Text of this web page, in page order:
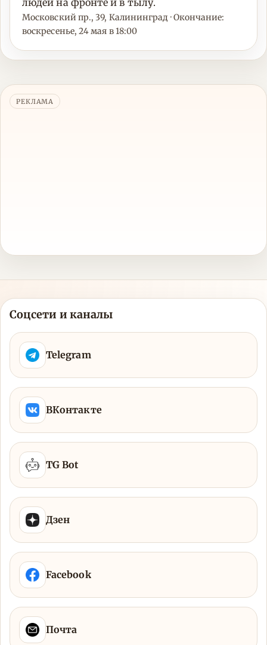
людей на фронте и в тылу.
Московский пр., 39, Калининград · Окончание:
воскресенье, 24 мая в 18:00
РЕКЛАМА
Соцсети и каналы
Telegram
ВКонтакте
TG Bot
Дзен
Facebook
Почта